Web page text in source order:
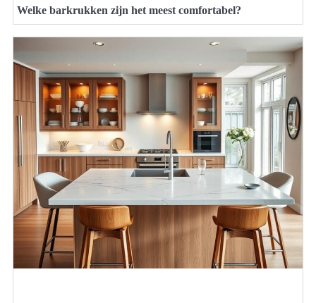
Welke barkrukken zijn het meest comfortabel?